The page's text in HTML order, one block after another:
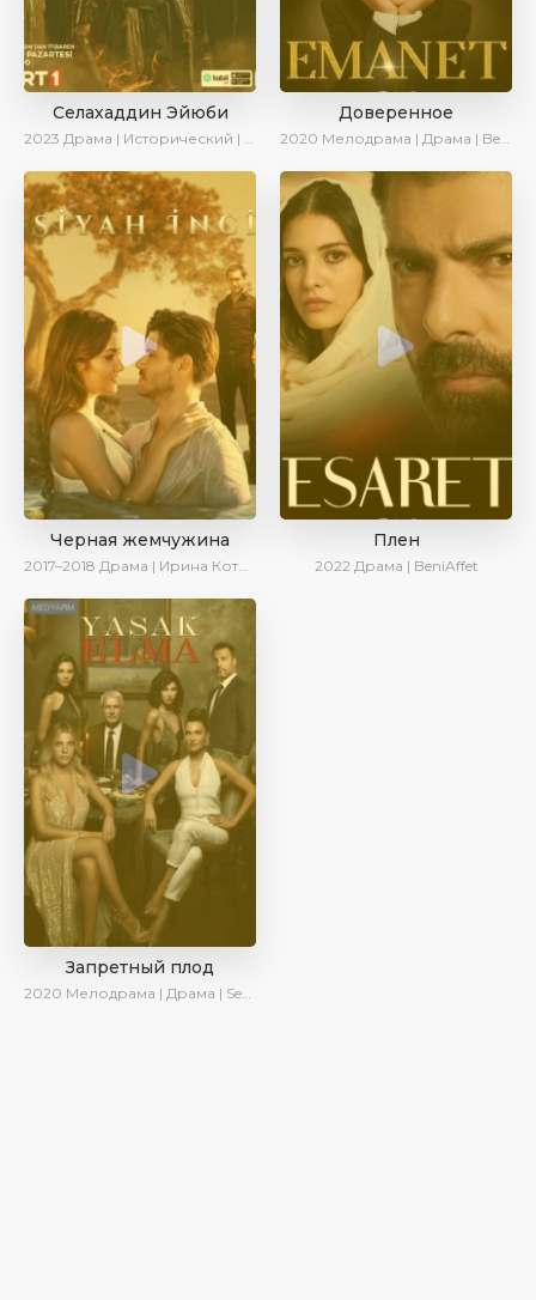
Селахаддин Эйюби
2023 Драма | Исторический | Сериалы 2023
Доверенное
2020 Мелодрама | Драма | BeniAffet
Черная жемчужина
2017–2018 Драма | Ирина Котова
Плен
2022 Драма | BeniAffet
Запретный плод
2020 Мелодрама | Драма | SesDizi